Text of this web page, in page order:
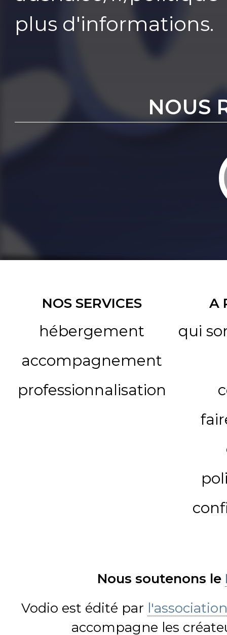
plus d'informations.
NOUS
NOS SERVICES
hébergement
accompagnement
professionnalisation
A
qui